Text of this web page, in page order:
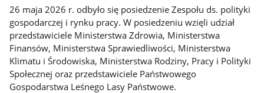
26 maja 2026 r. odbyło się posiedzenie Zespołu ds. polityki
gospodarczej i rynku pracy. W posiedzeniu wzięli udział
przedstawiciele Ministerstwa Zdrowia, Ministerstwa
Finansów, Ministerstwa Sprawiedliwości, Ministerstwa
Klimatu i Środowiska, Ministerstwa Rodziny, Pracy i Polityki
Społecznej oraz przedstawiciele Państwowego
Gospodarstwa Leśnego Lasy Państwowe.